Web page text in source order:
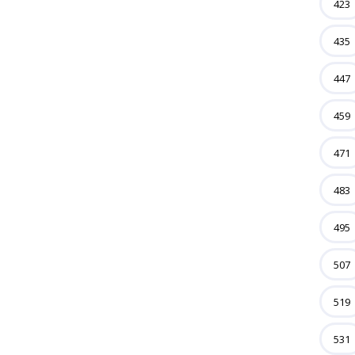
423
435
447
459
471
483
495
507
519
531